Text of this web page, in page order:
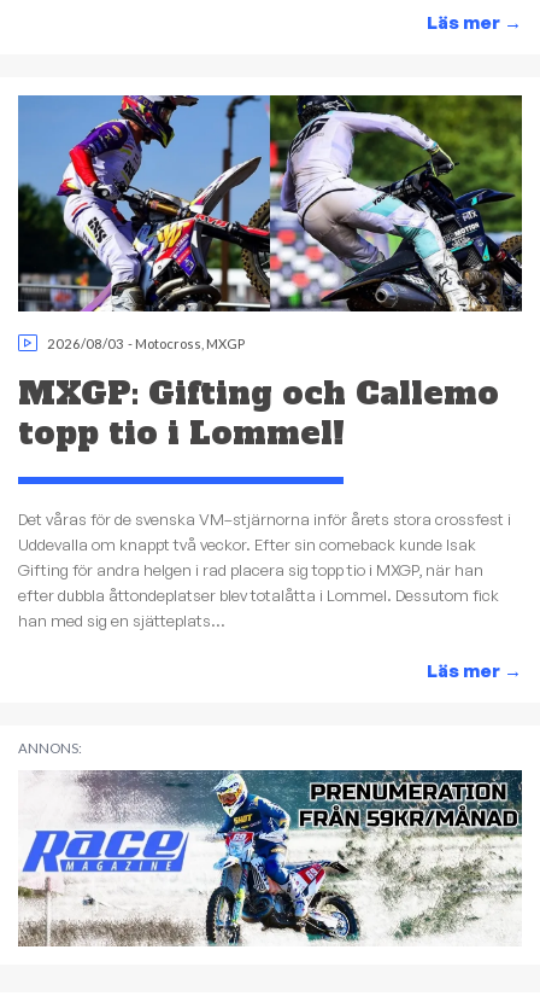
Läs mer →
2026/08/03 - Motocross MXGP
MXGP: Gifting och Callemo
topp tio i Lommel!
Det våras för de svenska VM–stjärnorna inför årets stora crossfest i
Uddevalla om knappt två veckor. Efter sin comeback kunde Isak
Gifting för andra helgen i rad placera sig topp tio i MXGP, när han
efter dubbla åttondeplatser blev totalåtta i Lommel. Dessutom fick
han med sig en sjätteplats...
Läs mer →
ANNONS: